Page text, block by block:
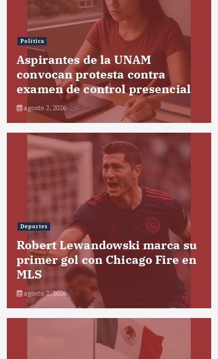
Política
Aspirantes de la UNAM
convocan protesta contra
examen de control presencial
agosto 2, 2026
Deportes
Robert Lewandowski marca su
primer gol con Chicago Fire en
MLS
agosto 2, 2026